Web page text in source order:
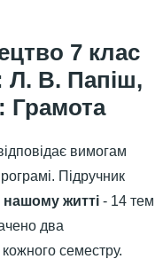
7 клас
Л. В. Папіш,
вимогам
Підручник
житті - 14 тем
два
семестру.